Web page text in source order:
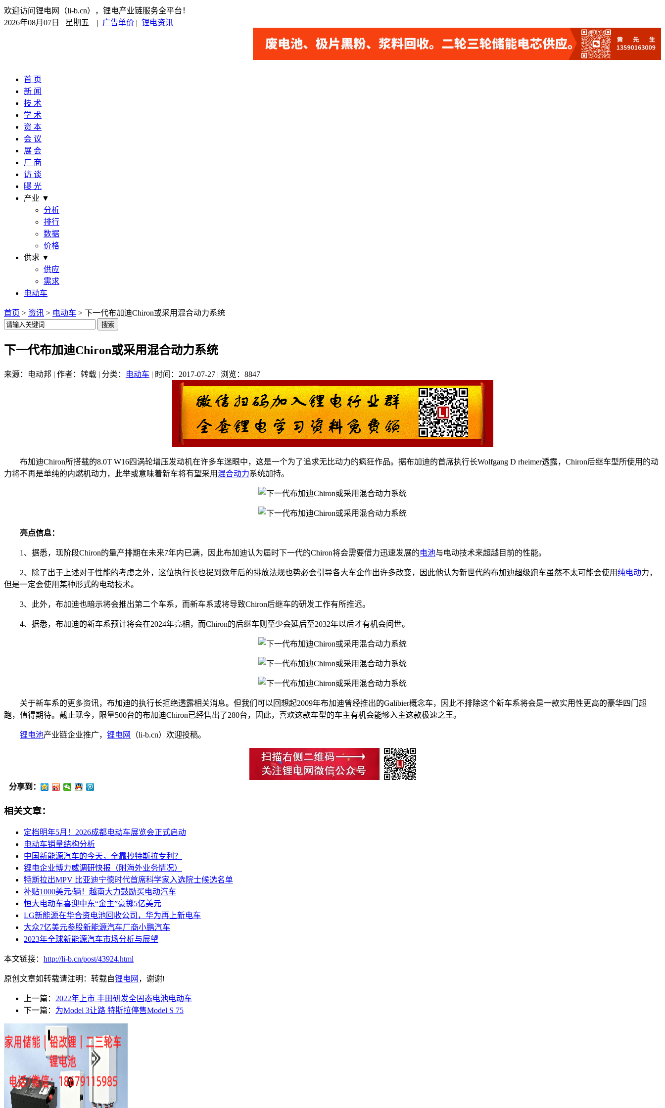
欢迎访问锂电网（li-b.cn），锂电产业链服务全平台！
2026年08月07日 星期五
| 广告单价 | 锂电资讯
首 页
新 闻
技 术
学 术
资 本
会 议
展 会
厂 商
访 谈
曝 光
产业 ▼
分析
排行
数据
价格
供求 ▼
供应
需求
电动车
首页 > 资讯 > 电动车 > 下一代布加迪Chiron或采用混合动力系统
下一代布加迪Chiron或采用混合动力系统
来源：电动邦 | 作者：转载 | 分类： 电动车 | 时间：2017-07-27 | 浏览：8847
布加迪Chiron所搭载的8.0T W16四涡轮增压发动机在许多车迷眼中，这是一个为了追求无比动力的疯狂作品。据布加迪的首席执行长Wolfgang D rheimer透露，Chiron后继车型所使用的动
力将不再是单纯的内燃机动力，此举或意味着新车将有望采用 混合动力系统加持。
亮点信息：
1、据悉，现阶段Chiron的量产排期在未来7年内已满，因此布加迪认为届时下一代的Chiron将会需要借力迅速发展的电池与电动技术来超越目前的性能。
2、除了出于上述对于性能的考虑之外，这位执行长也提到数年后的排放法规也势必会引导各大车企作出许多改变，因此他认为新世代的布加迪超级跑车虽然不太可能会使用纯电动力，
但是一定会使用某种形式的电动技术。
3、此外，布加迪也暗示将会推出第二个车系，而新车系或将导致Chiron后继车的研发工作有所推迟。
4、据悉，布加迪的新车系预计将会在2024年亮相，而Chiron的后继车则至少会延后至2032年以后才有机会问世。
关于新车系的更多资讯，布加迪的执行长拒绝透露相关消息。但我们可以回想起2009年布加迪曾经推出的Galibier概念车，因此不排除这个新车系将会是一款实用性更高的豪华四门超
跑，值得期待。截止现今，限量500台的布加迪Chiron已经售出了280台，因此，喜欢这款车型的车主有机会能够入主这款极速之王。
锂电池产业链企业推广， 锂电网 （li-b.cn）欢迎投稿。
分享到：
相关文章：
定档明年5月！2026成都电动车展览会正式启动
电动车销量结构分析
中国新能源汽车的今天，全靠抄特斯拉专利？
锂电企业博力威调研快报（附海外业务情况）
特斯拉出MPV 比亚迪宁德时代首席科学家入选院士候选名单
补贴1000美元/辆！越南大力鼓励买电动汽车
恒大电动车喜迎中东“金主”豪掷5亿美元
LG新能源在华合资电池回收公司，华为再上新电车
大众7亿美元参股新能源汽车厂商小鹏汽车
2023年全球新能源汽车市场分析与展望
本文链接： http://li-b.cn/post/43924.html
原创文章如转载请注明：转载自锂电网 ，谢谢!
上一篇： 2022年上市 丰田研发全固态电池电动车
下一篇： 为Model 3让路 特斯拉停售Model S 75